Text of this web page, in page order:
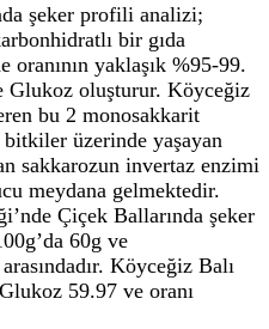
şeker profili analizi;
bir gıda
oranının yaklaşık %95-99.
Glukoz oluşturur. Köyceğiz
bu 2 monosakkarit
üzerinde yaşayan
sakkarozun invertaz enzimi
meydana gelmektedir.
Çiçek Ballarında şeker
60g ve
Köyceğiz Balı
59.97 ve oranı